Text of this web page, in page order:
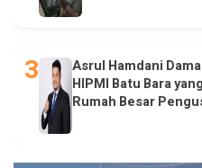
Asrul Hamdani
HIPMI Batu Bara
Rumah Besar